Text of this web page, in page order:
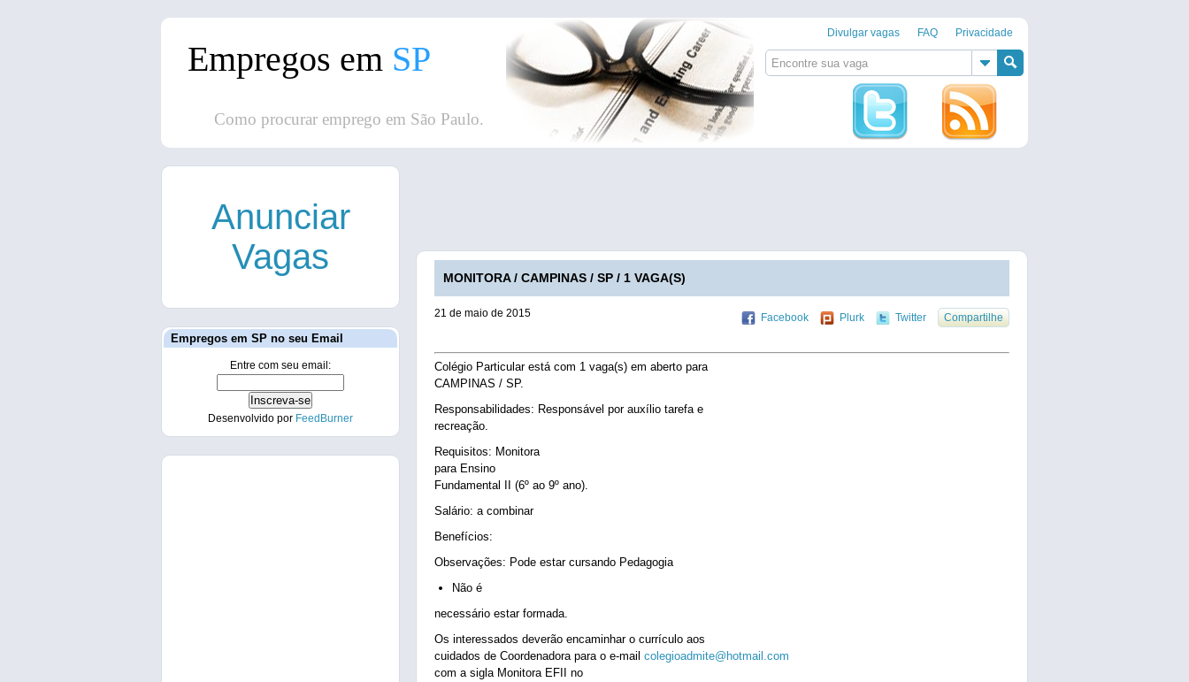
Divulgar vagas FAQ Privacidade
Empregos em SP
Como procurar emprego em São Paulo.
MONITORA / CAMPINAS / SP / 1 VAGA(S)
21 de maio de 2015 Facebook Plurk Twitter Compartilhe
Colégio Particular está com 1 vaga(s) em aberto para
CAMPINAS / SP.
Responsabilidades: Responsável por auxílio tarefa e
recreação.
Requisitos: Monitora
para Ensino
Fundamental II (6º ao 9º ano).
Salário: a combinar
Benefícios:
Observações: Pode estar cursando Pedagogia
Não é
necessário estar formada.
Os interessados deverão encaminhar o currículo aos
cuidados de Coordenadora para o e-mail colegioadmite@hotmail.com
com a sigla Monitora EFII no
Anunciar
Vagas
Empregos em SP no seu Email
Entre com seu email:
Desenvolvido por FeedBurner